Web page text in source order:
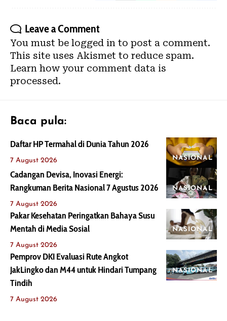
Leave a Comment
You must be logged in to post a comment.
This site uses Akismet to reduce spam.
Learn how your comment data is
processed.
Baca pula:
NASIONAL
Daftar HP Termahal di Dunia Tahun 2026
7 August 2026
NASIONAL
Cadangan Devisa, Inovasi Energi:
Rangkuman Berita Nasional 7 Agustus 2026
7 August 2026
NASIONAL
Pakar Kesehatan Peringatkan Bahaya Susu
Mentah di Media Sosial
7 August 2026
NASIONAL
Pemprov DKI Evaluasi Rute Angkot
JakLingko dan M44 untuk Hindari Tumpang
Tindih
7 August 2026